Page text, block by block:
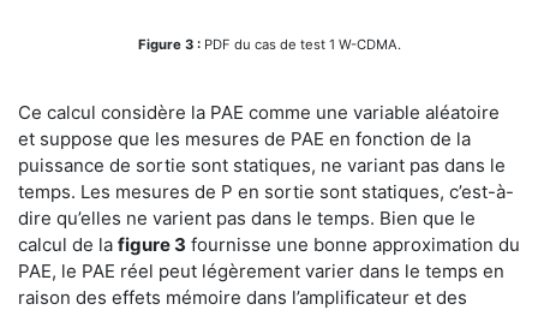
Figure 3 :PDF du cas de test 1 W-CDMA.
Ce calcul considère la PAE comme une variable aléatoire
et suppose que les mesures de PAE en fonction de la
puissance de sortie sont statiques, ne variant pas dans le
temps. Les mesures de P en sortie sont statiques, c’est-à-
dire qu’elles ne varient pas dans le temps. Bien que le
calcul de la figure 3 fournisse une bonne approximation du
PAE, le PAE réel peut légèrement varier dans le temps en
raison des effets mémoire dans l’amplificateur et des